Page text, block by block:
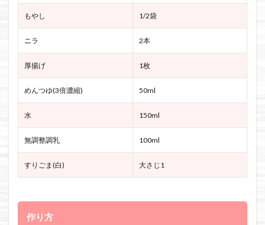
もやし 1/2袋
ニラ 2本
厚揚げ 1枚
めんつゆ(3倍濃縮) 50ml
水 150ml
無調整調乳 100ml
すりごま(白) 大さじ1
作り方